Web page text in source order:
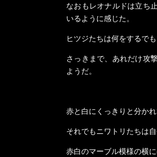
なおもレオナルドは立ち
いるように感じた。
ヒツジたちは何をするで
さっきまで、あれだけ攻
ようだ。
赤と白にくっきりと分か
それでもニワトリたちは
赤白のマーブル模様の横に